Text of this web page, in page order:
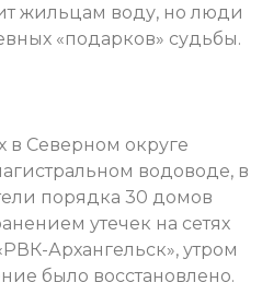
жильцам воду, но люди
«подарков» судьбы.
Северном округе
водоводе, в
порядка 30 домов
утечек на сетях
Архангельск», утром
было восстановлено.